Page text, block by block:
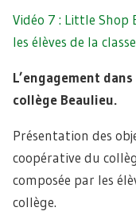
Vidéo 7 : Little Shop
les élèves de la
L’engagement
collège Beaulieu.
Présentation des
coopérative du
composée par les
collège.